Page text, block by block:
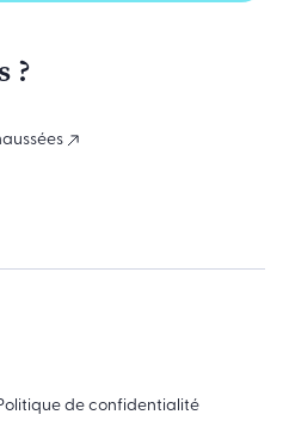
?
de confidentialité